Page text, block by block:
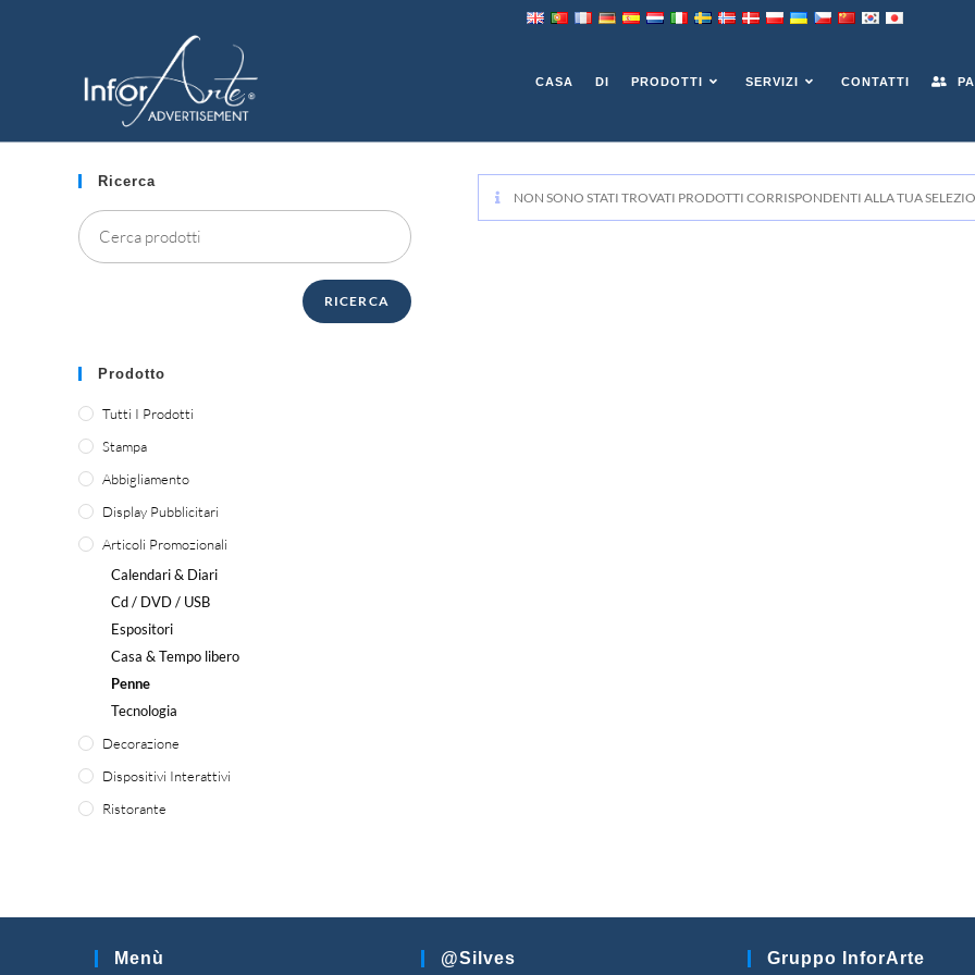
CASA DI PRODOTTI SERVIZI CONTATTI
PENNE
NON SONO STATI TROVATI PRODOTTI CORRISPONDENTI ALLA TUA
Ricerca
RICERCA
Prodotto
Tutti I Prodotti
Stampa
Abbigliamento
Display Pubblicitari
Articoli Promozionali
Calendari & Diari
Cd / DVD / USB
Espositori
Casa & Tempo libero
Penne
Tecnologia
Decorazione
Dispositivi Interattivi
Ristorante
Menù @silves Gruppo InforArte